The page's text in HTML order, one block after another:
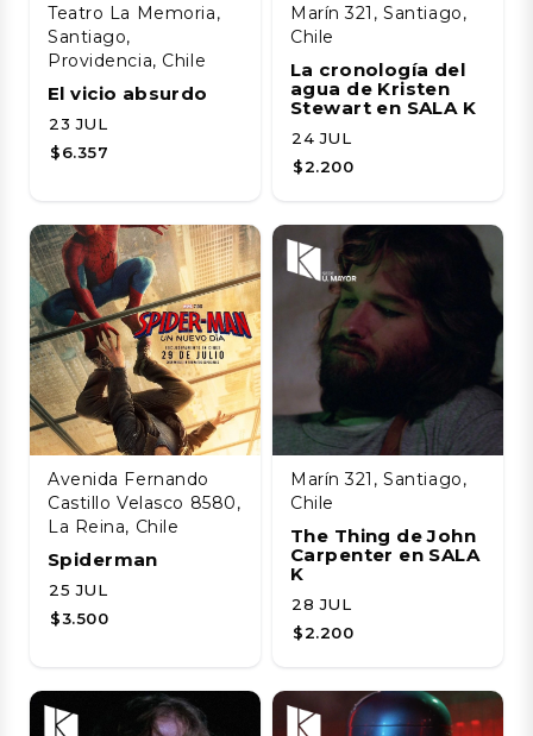
Teatro La Memoria,
Santiago,
Providencia, Chile
El vicio absurdo
23 JUL
$6.357
Marín 321, Santiago,
Chile
La cronología del
agua de Kristen
Stewart en SALA K
24 JUL
$2.200
Avenida Fernando
Castillo Velasco 8580,
La Reina, Chile
Spiderman
25 JUL
$3.500
Marín 321, Santiago,
Chile
The Thing de John
Carpenter en SALA
K
28 JUL
$2.200